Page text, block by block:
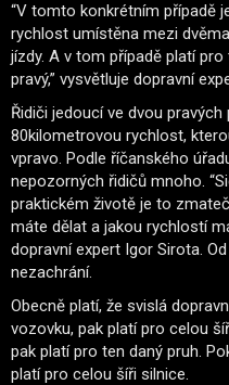
“V tomto konkrétním případě
rychlost umístěna mezi
jízdy. A v tom případě platí
pravý,” vysvětluje dopravní
Řidiči jedoucí ve dvou
80kilometrovou rychlost,
vpravo. Podle říčanského
nepozorných řidičů mnoho.
praktickém životě je to
máte dělat a jakou rychlostí
dopravní expert Igor Sirota.
nezachrání.
Obecně platí, že svislá
vozovku, pak platí pro celou
pak platí pro ten daný pruh.
platí pro celou šíři silnice.